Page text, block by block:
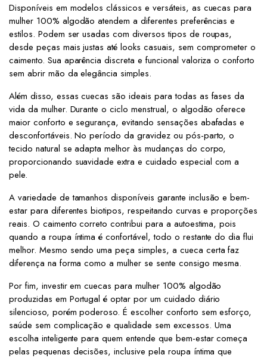
Disponíveis em modelos clássicos e versáteis, as cuecas para
mulher 100% algodão atendem a diferentes preferências e
estilos. Podem ser usadas com diversos tipos de roupas,
desde peças mais justas até looks casuais, sem comprometer o
caimento. Sua aparência discreta e funcional valoriza o conforto
sem abrir mão da elegância simples.
Além disso, essas cuecas são ideais para todas as fases da
vida da mulher. Durante o ciclo menstrual, o algodão oferece
maior conforto e segurança, evitando sensações abafadas e
desconfortáveis. No período da gravidez ou pós-parto, o
tecido natural se adapta melhor às mudanças do corpo,
proporcionando suavidade extra e cuidado especial com a
pele.
A variedade de tamanhos disponíveis garante inclusão e bem-
estar para diferentes biotipos, respeitando curvas e proporções
reais. O caimento correto contribui para a autoestima, pois
quando a roupa íntima é confortável, todo o restante do dia flui
melhor. Mesmo sendo uma peça simples, a cueca certa faz
diferença na forma como a mulher se sente consigo mesma.
Por fim, investir em cuecas para mulher 100% algodão
produzidas em Portugal é optar por um cuidado diário
silencioso, porém poderoso. É escolher conforto sem esforço,
saúde sem complicação e qualidade sem excessos. Uma
escolha inteligente para quem entende que bem-estar começa
pelas pequenas decisões, inclusive pela roupa íntima que